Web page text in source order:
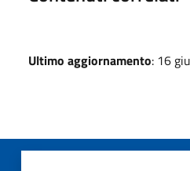
Ultimo aggiornamento: 16